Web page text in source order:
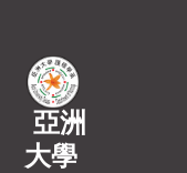
亞洲
大學